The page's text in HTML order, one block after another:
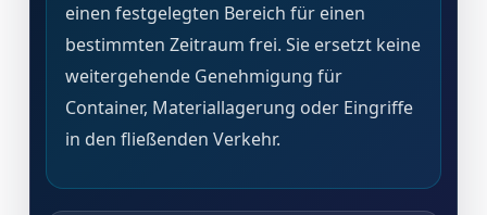
einen festgelegten Bereich für einen
bestimmten Zeitraum frei. Sie ersetzt keine
weitergehende Genehmigung für
Container, Materiallagerung oder Eingriffe
in den fließenden Verkehr.